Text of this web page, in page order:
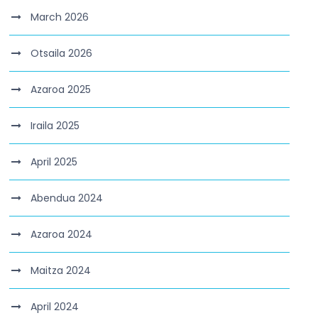
March 2026
Otsaila 2026
Azaroa 2025
Iraila 2025
April 2025
Abendua 2024
Azaroa 2024
Maitza 2024
April 2024